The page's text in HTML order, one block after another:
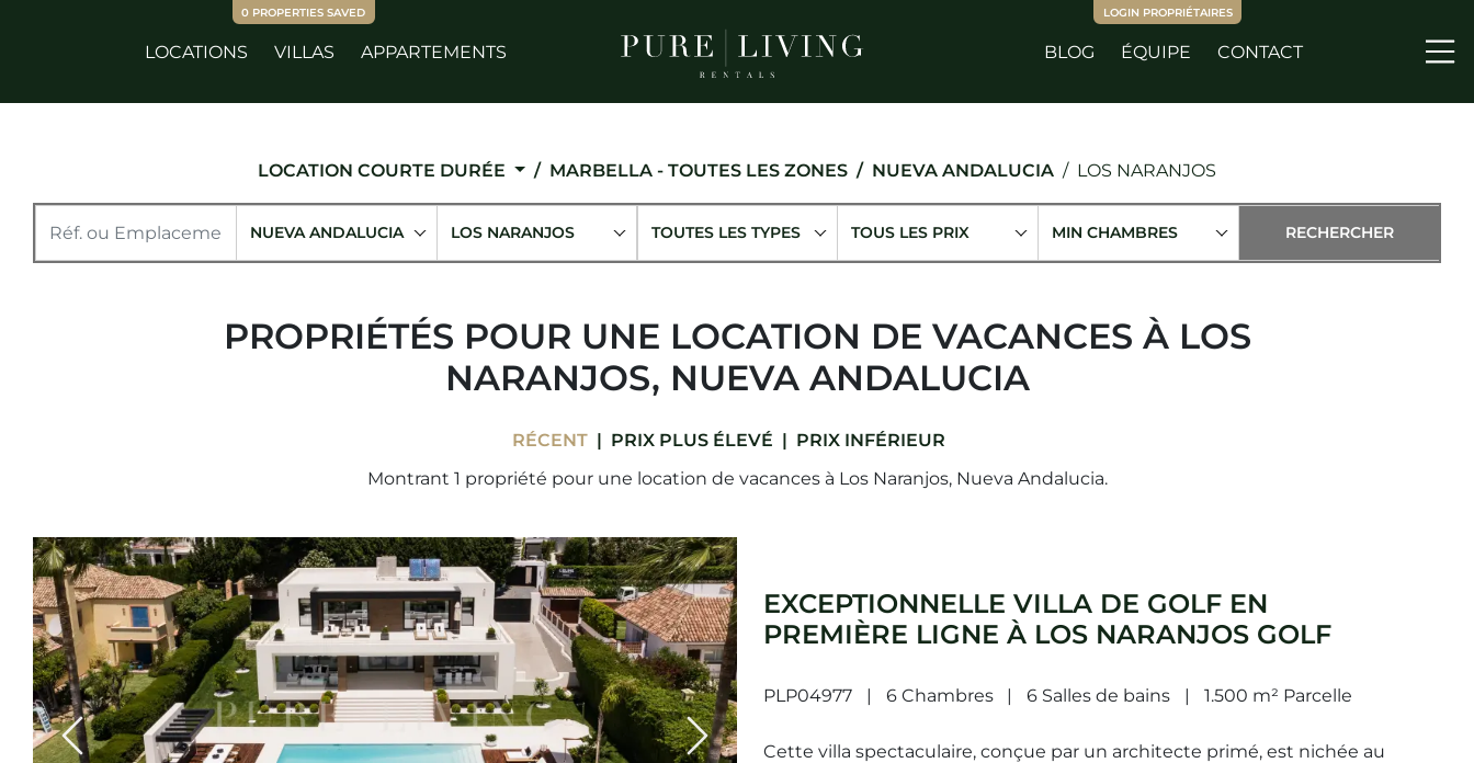
LOCATIONS VILLAS APPARTEMENTS BLOG ÉQUIPE CONTACT
0 PROPERTIES SAVED LOGIN PROPRIÉTAIRES
LOCATION COURTE DURÉE MARBELLA - TOUTES LES ZONES NUEVA ANDALUCIA LOS NARANJOS
NUEVA ANDALUCIA LOS NARANJOS TOUTES LES TYPES TOUS LES PRIX MIN CHAMBRES
PROPRIÉTÉS POUR UNE LOCATION DE VACANCES À LOS
NARANJOS, NUEVA ANDALUCIA
RÉCENT PRIX ​​PLUS ÉLEVÉ
PRIX ​​INFÉRIEUR
Montrant 1 propriété pour une location de vacances à Los Naranjos, Nueva Andalucia.
Previous Next
EXCEPTIONNELLE VILLA DE GOLF EN
PREMIÈRE LIGNE À LOS NARANJOS GOLF
PLP04977 6 Chambres 6 Salles de bains 1.500 m² Parcelle
Cette villa spectaculaire, conçue par un architecte primé, est nichée au